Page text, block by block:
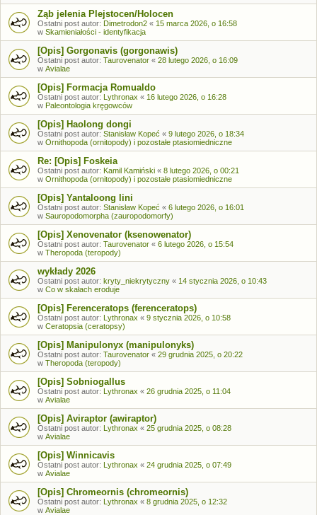
Ząb jelenia Plejstocen/Holocen
Ostatni post autor: Dimetrodon2 « 15 marca 2026, o 16:58
w Skamieniałości - identyfikacja
[Opis] Gorgonavis (gorgonawis)
Ostatni post autor: Taurovenator « 28 lutego 2026, o 16:09
w Avialae
[Opis] Formacja Romualdo
Ostatni post autor: Lythronax « 16 lutego 2026, o 16:28
w Paleontologia kręgowców
[Opis] Haolong dongi
Ostatni post autor: Stanisław Kopeć « 9 lutego 2026, o 18:34
w Ornithopoda (ornitopody) i pozostałe ptasiomiedniczne
Re: [Opis] Foskeia
Ostatni post autor: Kamil Kamiński « 8 lutego 2026, o 00:21
w Ornithopoda (ornitopody) i pozostałe ptasiomiedniczne
[Opis] Yantaloong lini
Ostatni post autor: Stanisław Kopeć « 6 lutego 2026, o 16:01
w Sauropodomorpha (zauropodomorfy)
[Opis] Xenovenator (ksenowenator)
Ostatni post autor: Taurovenator « 6 lutego 2026, o 15:54
w Theropoda (teropody)
wykłady 2026
Ostatni post autor: kryty_niekrytyczny « 14 stycznia 2026, o 10:43
w Co w skałach eroduje
[Opis] Ferenceratops (ferenceratops)
Ostatni post autor: Lythronax « 9 stycznia 2026, o 10:58
w Ceratopsia (ceratopsy)
[Opis] Manipulonyx (manipulonyks)
Ostatni post autor: Taurovenator « 29 grudnia 2025, o 20:22
w Theropoda (teropody)
[Opis] Sobniogallus
Ostatni post autor: Lythronax « 26 grudnia 2025, o 11:04
w Avialae
[Opis] Aviraptor (awiraptor)
Ostatni post autor: Lythronax « 25 grudnia 2025, o 08:28
w Avialae
[Opis] Winnicavis
Ostatni post autor: Lythronax « 24 grudnia 2025, o 07:49
w Avialae
[Opis] Chromeornis (chromeornis)
Ostatni post autor: Lythronax « 8 grudnia 2025, o 12:32
w Avialae